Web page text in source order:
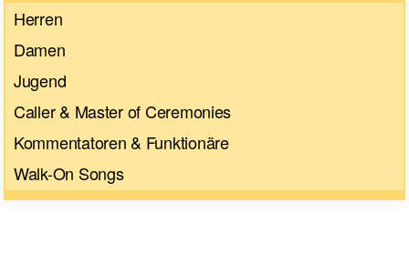
Herren
Damen
Jugend
Caller & Master of Ceremonies
Kommentatoren & Funktionäre
Walk-On Songs